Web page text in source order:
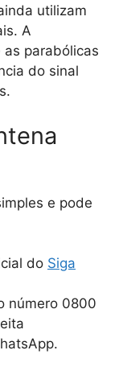
utilizam
A
parabólicas
do sinal
e pode
do Siga
número 0800